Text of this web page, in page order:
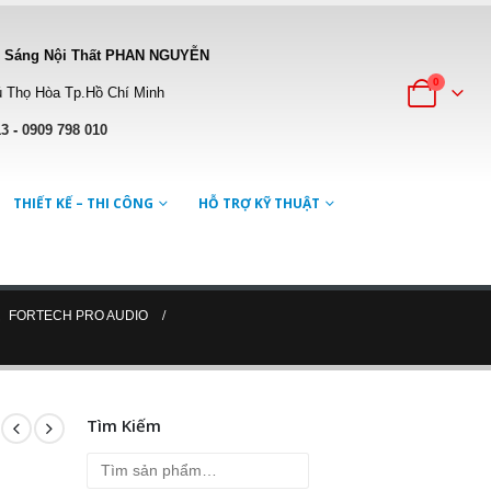
Nội Thất PHAN NGUYỄN
Hòa Tp.Hồ Chí Minh
-0909 798 010
0
THIẾT KẾ – THI CÔNG HỖ TRỢ KỸ THUẬT
FORTECH PRO AUDIO
Tìm Kiếm